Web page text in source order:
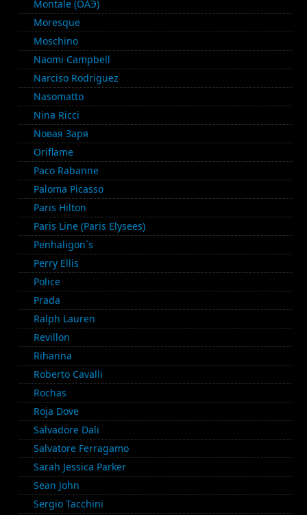
Montale (ОАЭ)
Moresque
Moschino
Naomi Campbell
Narciso Rodriguez
Nasomatto
Nina Ricci
Nовая Заря
Oriflame
Paco Rabanne
Paloma Picasso
Paris Hilton
Paris Line (Paris Elysees)
Penhaligon`s
Perry Ellis
Police
Prada
Ralph Lauren
Revillon
Rihanna
Roberto Cavalli
Rochas
Roja Dove
Salvadore Dali
Salvatore Ferragamo
Sarah Jessica Parker
Sean John
Sergio Tacchini